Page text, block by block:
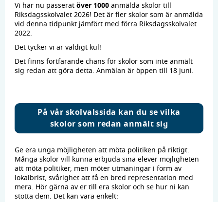
Vi har nu passeratöver 1000anmälda skolor till
Riksdagsskolvalet 2026! Det är fler skolor som är anmälda
vid denna tidpunkt jämfört med förra Riksdagsskolvalet
2022.
Det tycker vi är väldigt kul!
Det finns fortfarande chans för skolor som inte anmält
sig redan att göra detta. Anmälan är öppen till 18 juni.
På vår skolvalssida kan du se vilka
skolor som redan anmält sig
Ge era unga möjligheten att möta politiken på riktigt.
Många skolor vill kunna erbjuda sina elever möjligheten
att möta politiker, men möter utmaningar i form av
lokalbrist, svårighet att få en bred representation med
mera. Hör gärna av er till era skolor och se hur ni kan
stötta dem. Det kan vara enkelt: